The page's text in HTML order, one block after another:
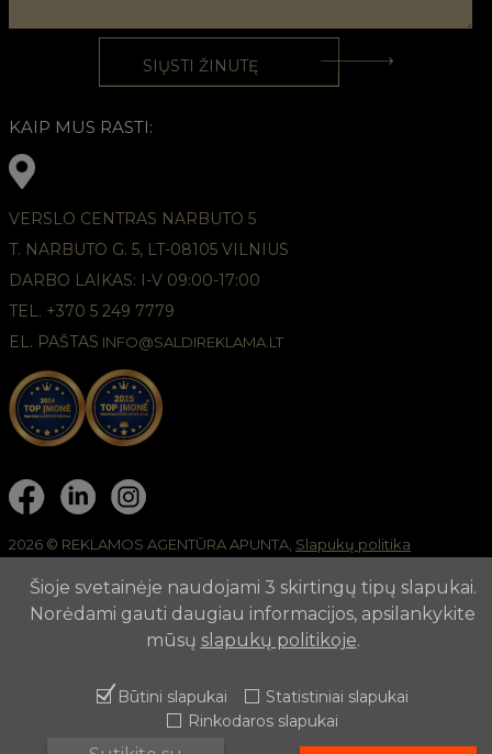
KAIP MUS RASTI:
VERSLO CENTRAS NARBUTO 5
T. NARBUTO G. 5, LT-08105 VILNIUS
DARBO LAIKAS: I-V 09:00-17:00
TEL. +370 5 249 7779
EL. PAŠTAS INFO@SALDIREKLAMA.LT
2026 © REKLAMOS AGENTŪRA APUNTA, Slapukų politika
Šioje svetainėje naudojami 3 skirtingų tipų slapukai.
Norėdami gauti daugiau informacijos, apsilankykite
mūsų slapukų politikoje.
Būtini slapukai
Statistiniai slapukai
Rinkodaros slapukai